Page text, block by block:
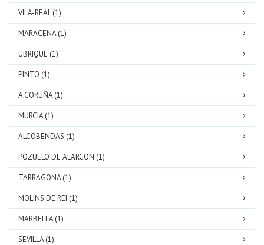
VILA-REAL (1)
MARACENA (1)
UBRIQUE (1)
PINTO (1)
A CORUÑA (1)
MURCIA (1)
ALCOBENDAS (1)
POZUELO DE ALARCON (1)
TARRAGONA (1)
MOLINS DE REI (1)
MARBELLA (1)
SEVILLA (1)